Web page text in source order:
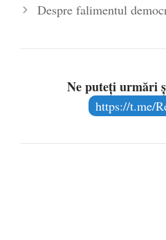
Despre falimentul
Ne puteți urmări
https://t.me/